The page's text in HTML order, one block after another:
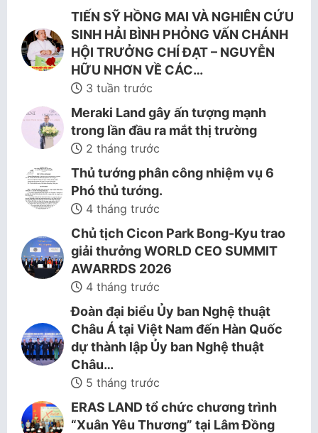
TIẾN SỸ HỒNG MAI VÀ NGHIÊN CỨU
SINH HẢI BÌNH PHỎNG VẤN CHÁNH
HỘI TRƯỞNG CHÍ ĐẠT – NGUYỄN
HỮU NHƠN VỀ CÁC…
3 tuần trước
Meraki Land gây ấn tượng mạnh
trong lần đầu ra mắt thị trường
2 tháng trước
Thủ tướng phân công nhiệm vụ 6
Phó thủ tướng.
4 tháng trước
Chủ tịch Cicon Park Bong-Kyu trao
giải thưởng WORLD CEO SUMMIT
AWARRDS 2026
4 tháng trước
Đoàn đại biểu Ủy ban Nghệ thuật
Châu Á tại Việt Nam đến Hàn Quốc
dự thành lập Ủy ban Nghệ thuật
Châu…
5 tháng trước
ERAS LAND tổ chức chương trình
“Xuân Yêu Thương” tại Lâm Đồng